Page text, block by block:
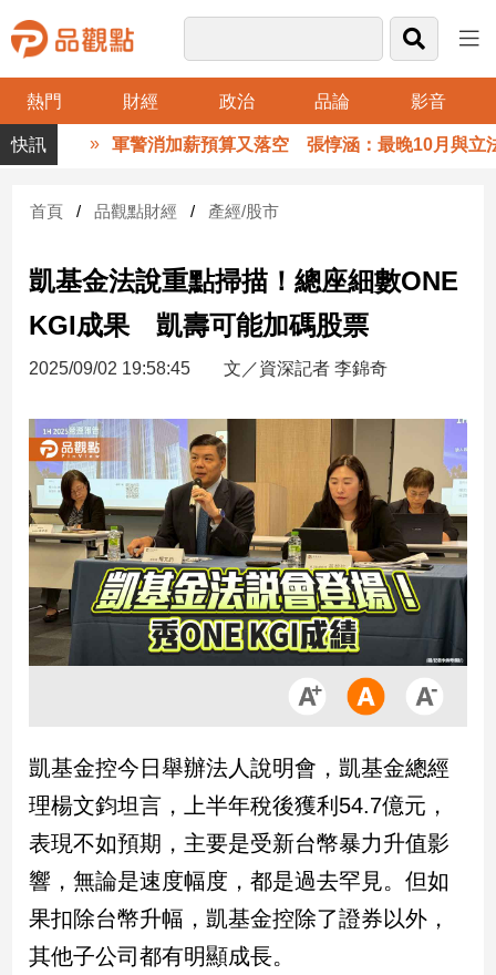
熱門 財經 政治 品論 影音
品
觀
財
台
財
新
產
經/
股
市
房
產
品
政
治
政
治
焦
品
觀
軍警消加薪預算又落空 張惇涵：最晚10月與立法院溝
首頁 品觀點財經 產經/股市
凱基金法說重點掃描！總座細數ONE
KGI成果 凱壽可能加碼股票
2025/09/02 19:58:45 文／資深記者 李錦奇
凱基金控今日舉辦法人說明會，凱基金總經
理楊文鈞坦言，上半年稅後獲利54.7億元，
表現不如預期，主要是受新台幣暴力升值影
響，無論是速度幅度，都是過去罕見。但如
果扣除台幣升幅，凱基金控除了證券以外，
其他子公司都有明顯成長。